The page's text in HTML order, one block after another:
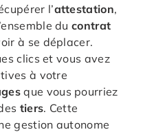
l’attestation,
ducontrat
à se déplacer.
clics et vous avez
à votre
que vous pourriez
tiers. Cette
gestion autonome